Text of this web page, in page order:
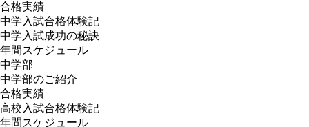
イ
ブ
合格実績
中学入試合格体験記
中学入試成功の秘訣
年間スケジュール
中学部
中学部のご紹介
合格実績
高校入試合格体験記
年間スケジュール